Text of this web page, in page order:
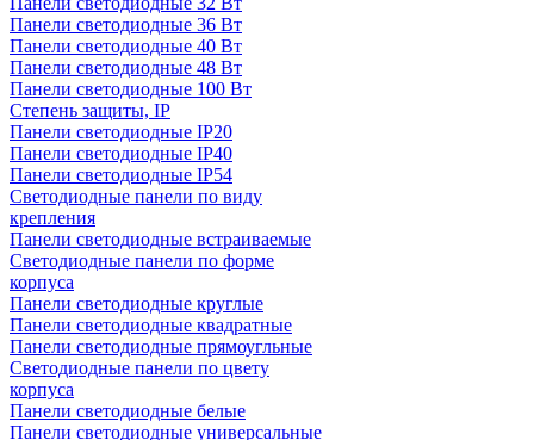
Панели светодиодные 36 Вт
Панели светодиодные 40 Вт
Панели светодиодные 48 Вт
Панели светодиодные 100 Вт
Степень защиты, IP
Панели светодиодные IP20
Панели светодиодные IP40
Панели светодиодные IP54
Светодиодные панели по виду
крепления
Панели светодиодные встраиваемые
Светодиодные панели по форме
корпуса
Панели светодиодные круглые
Панели светодиодные квадратные
Панели светодиодные прямоугльные
Светодиодные панели по цвету
корпуса
Панели светодиодные белые
Панели светодиодные универсальные